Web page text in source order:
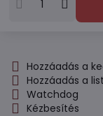
Hozzáadás a
Hozzáadás a
Watchdog
Kézbesítés